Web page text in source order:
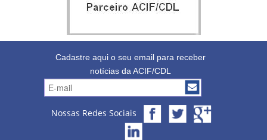
Cadastre aqui o seu email para receber
notícias da ACIF/CDL
Nossas Redes Sociais